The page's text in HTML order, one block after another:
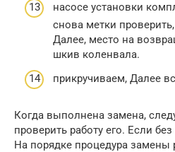
насосе установки
снова метки
Далее, место на
шкив коленвала.
прикручиваем, Далее
Когда выполнена замена,
проверить работу его. Если
На порядке процедура